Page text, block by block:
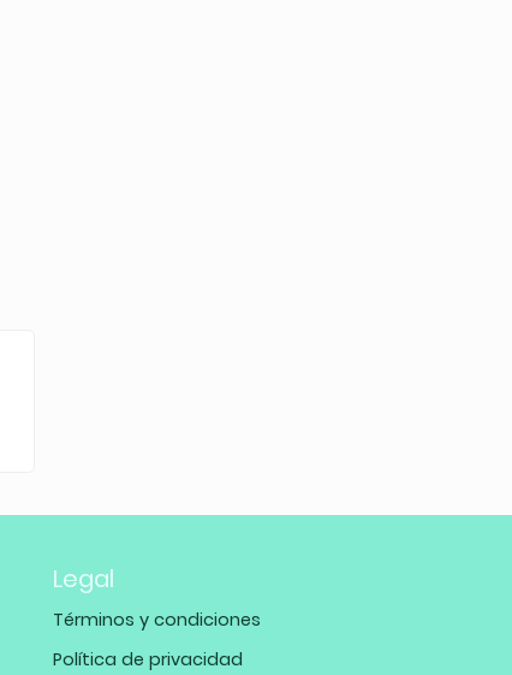
Legal
Términos y condiciones
Política de privacidad